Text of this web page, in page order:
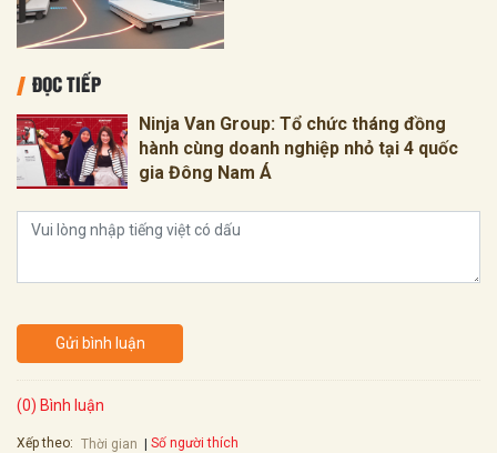
ĐỌC TIẾP
Ninja Van Group: Tổ chức tháng đồng
hành cùng doanh nghiệp nhỏ tại 4 quốc
gia Đông Nam Á
Gửi bình luận
(0) Bình luận
Xếp theo: Thời gian Số người thích